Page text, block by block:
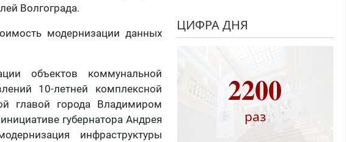
Волгограда.
модернизации данных
объектов коммунальной
10-летней комплексной
главой города Владимиром
губернатора Андрея
инфраструктуры
ЦИФРА ДНЯ
2200
раз